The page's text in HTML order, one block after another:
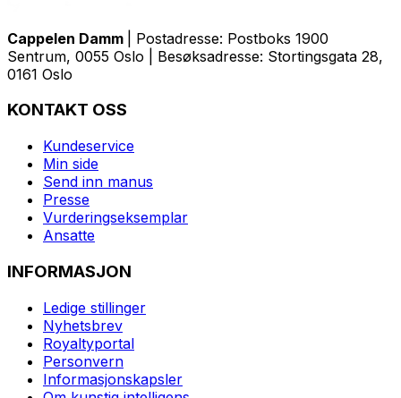
Cappelen Damm
| Postadresse: Postboks 1900
Sentrum, 0055 Oslo | Besøksadresse: Stortingsgata 28,
0161 Oslo
KONTAKT OSS
Kundeservice
Min side
Send inn manus
Presse
Vurderingseksemplar
Ansatte
INFORMASJON
Ledige stillinger
Nyhetsbrev
Royaltyportal
Personvern
Informasjonskapsler